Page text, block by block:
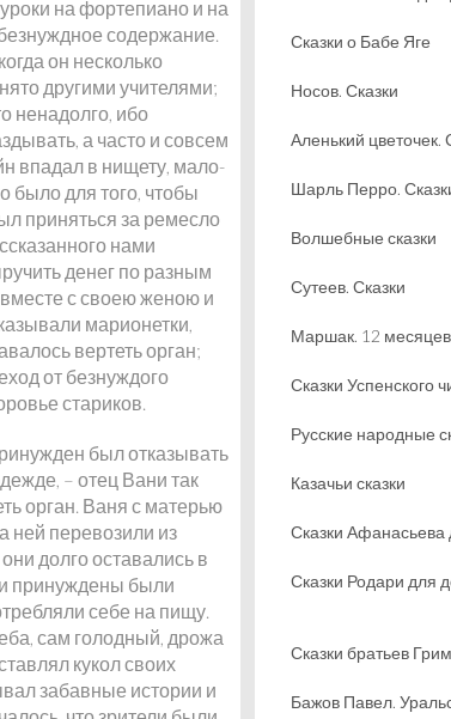
на фортепиано и на
содержание.
он несколько
другими учителями;
ненадолго, ибо
а часто и совсем
впадал в нищету, мало-
было для того, чтобы
приняться за ремесло
нами
денег по разным
с своею женою и
марионетки,
вертеть орган;
от безнуждого
стариков.
был отказывать
– отец Вани так
орган. Ваня с матерью
ней перевозили из
долго оставались в
принуждены были
себе на пищу.
сам голодный, дрожа
кукол своих
забавные истории и
Сказки о Бабе Яге
Носов. Сказки
Аленький цветочек.
Шарль Перро.
Волшебные сказки
Сутеев. Сказки
Маршак. 12
Сказки Успенского
Русские народные
Казачьи сказки
Сказки Афанасьева
Сказки Родари для
Сказки братьев
Бажов Павел.